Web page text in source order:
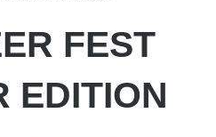
FEST
EDITION